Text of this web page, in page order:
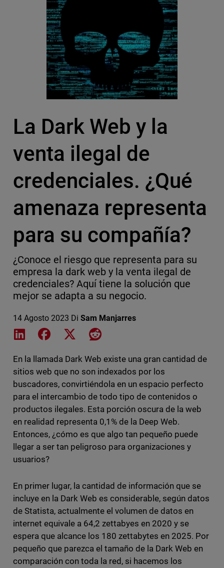
La Dark Web y la
venta ilegal de
credenciales. ¿Qué
amenaza representa
para su compañía?
¿Conoce el riesgo que representa para su
empresa la dark web y la venta ilegal de
credenciales? Aquí tiene la solución que
mejor se adapta a su negocio.
14 Agosto 2023 Di Sam Manjarres
Share on LinkedIn
Share on Facebook
Share on XShare on Reddit
En la llamada Dark Web existe una gran cantidad de
sitios web que no son indexados por los
buscadores, convirtiéndola en un espacio perfecto
para el intercambio de todo tipo de contenidos o
productos ilegales. Esta porción oscura de la web
en realidad representa 0,1% de la Deep Web.
Entonces, ¿cómo es que algo tan pequeño puede
llegar a ser tan peligroso para organizaciones y
usuarios?
En primer lugar, la cantidad de información que se
incluye en la Dark Web es considerable, según datos
de Statista, actualmente el volumen de datos en
internet equivale a 64,2 zettabyes en 2020 y se
espera que alcance los 180 zettabytes en 2025. Por
pequeño que parezca el tamaño de la Dark Web en
comparación con toda la red, si hacemos los